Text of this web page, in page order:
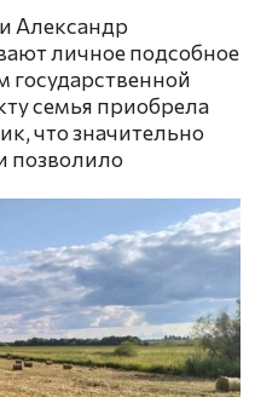
Александр
личное подсобное
государственной
семья приобрела
что значительно
позволило